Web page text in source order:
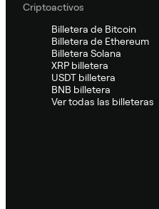
Criptoactivos
Billetera de Bitcoin
Billetera de Ethereum
Billetera Solana
XRP billetera
USDT billetera
BNB billetera
Ver todas las billeteras